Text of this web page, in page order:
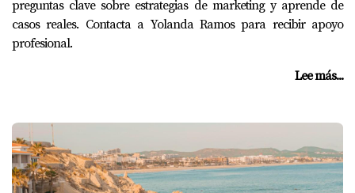
preguntas clave sobre estrategias de marketing y aprende de
casos reales. Contacta a Yolanda Ramos para recibir apoyo
profesional.
Lee más...